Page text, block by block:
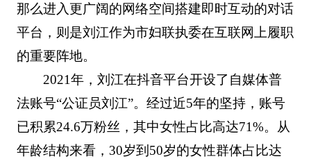
那么进入更广阔的网络空间搭建即时互动的对话
平台，则是刘江作为市妇联执委在互联网上履职
的重要阵地。
2021年，刘江在抖音平台开设了自媒体普
法账号“公证员刘江”。经过近5年的坚持，账号
已积累24.6万粉丝，其中女性占比高达71%。从
年龄结构来看，30岁到50岁的女性群体占比达